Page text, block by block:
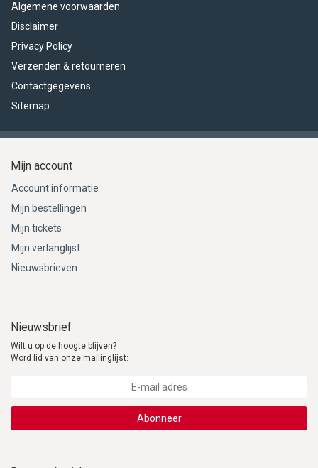
Algemene voorwaarden
Disclaimer
Privacy Policy
Verzenden & retourneren
Contactgegevens
Sitemap
Mijn account
Account informatie
Mijn bestellingen
Mijn tickets
Mijn verlanglijst
Nieuwsbrieven
Nieuwsbrief
Wilt u op de hoogte blijven?
Word lid van onze mailinglijst:
Abonneer